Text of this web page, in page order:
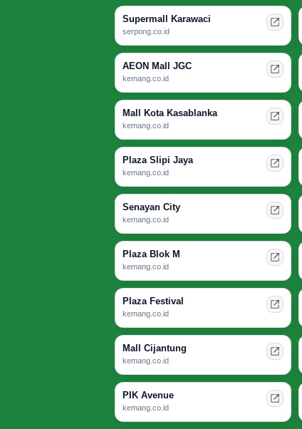
Supermall Karawaci
serpong.co.id
AEON Mall JGC
kemang.co.id
Mall Kota Kasablanka
kemang.co.id
Plaza Slipi Jaya
kemang.co.id
Senayan City
kemang.co.id
Plaza Blok M
kemang.co.id
Plaza Festival
kemang.co.id
Mall Cijantung
kemang.co.id
PIK Avenue
kemang.co.id